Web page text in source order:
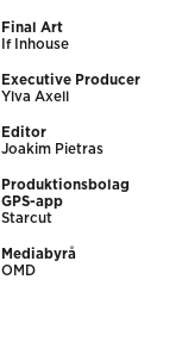
Final Art
If Inhouse
Executive Producer
Ylva Axell
Editor
Joakim Pietras
Produktionsbolag
GPS-app
Starcut
Mediabyrå
OMD